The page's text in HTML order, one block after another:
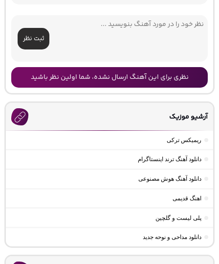
ثبت نظر
نظری برای این آهنگ ارسال نشده، شما اولین نظر باشید
آرشیو موزیک
ریمیکس ترکی
دانلود آهنگ ترند اینستاگرام
دانلود آهنگ هوش مصنوعی
اهنگ قدیمی
پلی لیست و گلچین
دانلود مداحی و نوحه جدید